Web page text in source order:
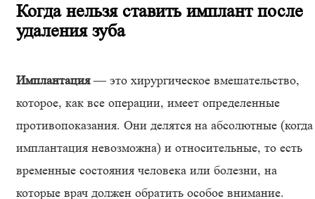
Когда нельзя ставить имплант после
удаления зуба
Имплантация— это хирургическое вмешательство,
которое, как все операции, имеет определенные
противопоказания. Они делятся на абсолютные (когда
имплантация невозможна) и относительные, то есть
временные состояния человека или болезни, на
которые врач должен обратить особое внимание.